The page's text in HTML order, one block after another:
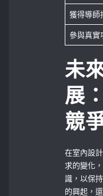
獲得導師
參與真實
未
展
競
在室內設
求的變化
識，以保
的興起，